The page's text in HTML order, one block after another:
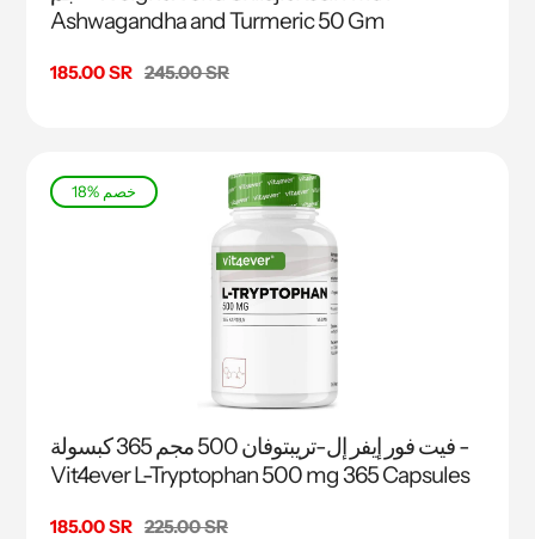
Ashwagandha and Turmeric 50 Gm
سعر
185.00 SR السعر
245.00 SR
18% خصم
فيت فور إيفر إل-تريبتوفان 500 مجم 365 كبسولة -
Vit4ever L-Tryptophan 500 mg 365 Capsules
سعر
185.00 SR السعر
225.00 SR